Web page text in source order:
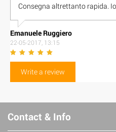
Consegna altrettanto rapida.
Emanuele Ruggiero
22-05-2017, 13:15
Write a review
Contact & Info